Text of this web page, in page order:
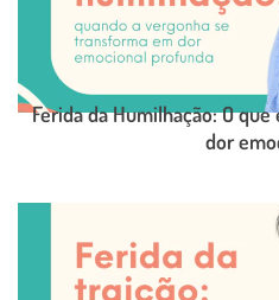
LEIA O POST
Ferida da Humilhação: O
dor